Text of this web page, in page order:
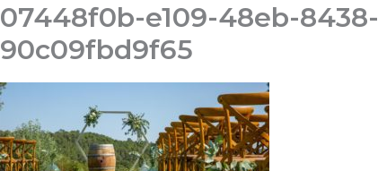
07448f0b-e109-48eb-8438-
90c09fbd9f65